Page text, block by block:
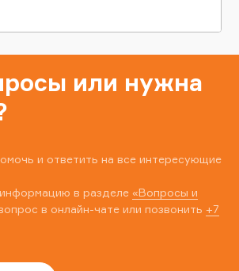
или нужна
и ответить на все интересующие
в разделе «Вопросы и
в онлайн-чате или позвонить +7